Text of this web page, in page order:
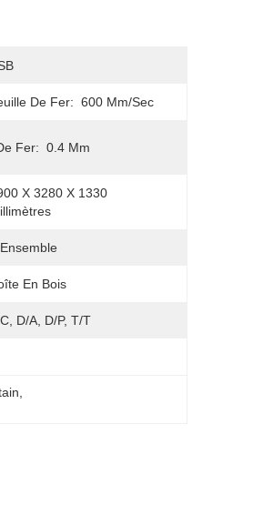
De Fer: 600 Mm/sec
Fer: 0.4 Mm
X 3280 X 1330
En Bois
D/A, D/P, T/T